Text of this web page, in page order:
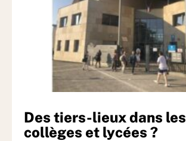
Des tiers-lieux dans les
collèges et lycées ?